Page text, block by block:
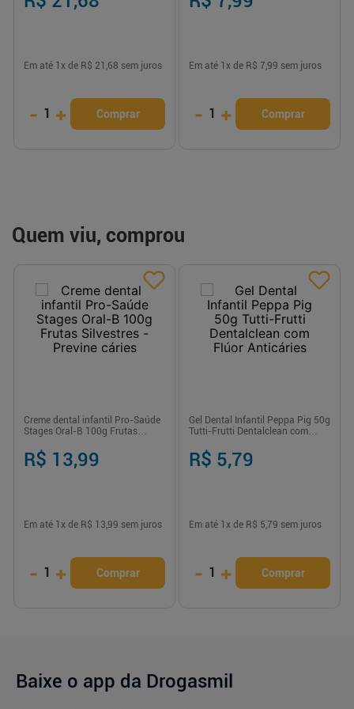
Em até 1 x de R$ 21,68 sem juros
- 1 + Comprar
Em até 1 x de R$ 7,99 sem juros
- 1 + Comprar
Quem viu, comprou
Creme dental infantil Pro-Saúde
Stages Oral-B 100g Frutas
R$ 13,99
Em até 1 x de R$ 13,99 sem juros
- 1 + Comprar
Gel Dental Infantil Peppa Pig 50g
Tutti-Frutti Dentalclean com
R$ 5,79
Em até 1 x de R$ 5,79 sem juros
- 1 + Comprar
Baixe o app da Drogasmil